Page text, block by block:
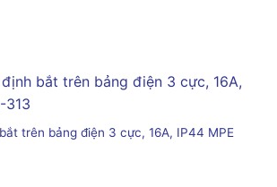
trên bảng điện 3 cực, 16A, IP44 MPE